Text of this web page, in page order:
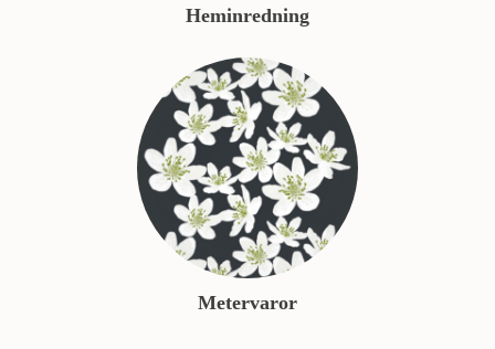
Heminredning
Metervaror